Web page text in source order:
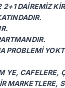
DAİREMİZ
PROBLEMİ
YE, CAFELERE,
MARKETLERE,